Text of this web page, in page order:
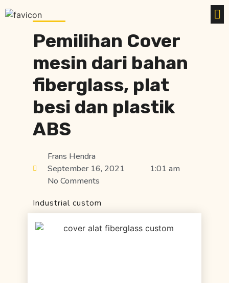
Pemilihan Cover
mesin dari bahan
fiberglass, plat
besi dan plastik
ABS
Frans Hendra
September 16, 2021
1:01 am
No Comments
Industrial custom